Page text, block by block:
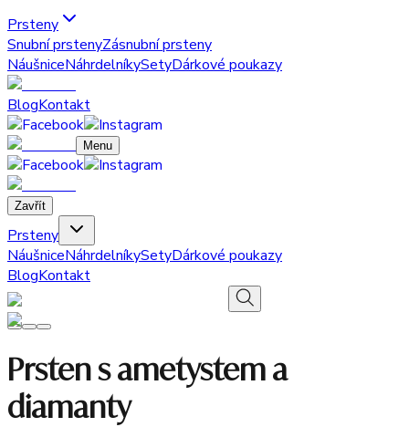
Prsteny
Snubní prstenyZásnubní prsteny
NáušniceNáhrdelníkySetyDárkové poukazy
BlogKontakt
Menu
Zavřít
Prsteny
NáušniceNáhrdelníkySetyDárkové poukazy
BlogKontakt
Prsten s ametystem a
diamanty